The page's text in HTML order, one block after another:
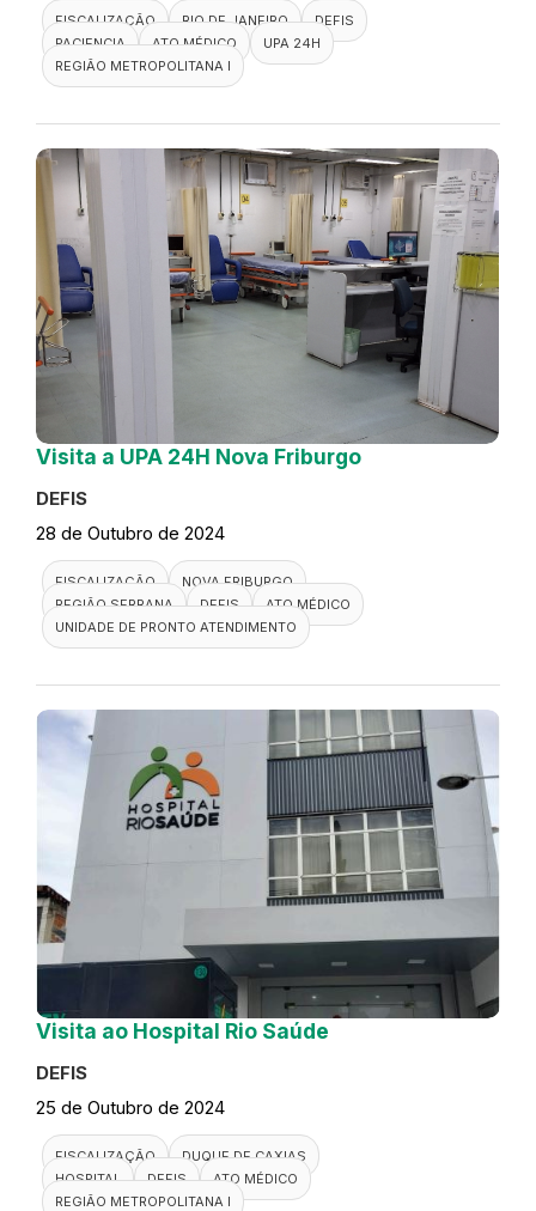
FISCALIZAÇÃO RIO DE JANEIRO
DEFIS
PACIENCIA
ATO MÉDICO
UPA 24H
REGIÃO METROPOLITANA I
Visita a UPA 24H Nova Friburgo
DEFIS
28 de Outubro de 2024
FISCALIZAÇÃO
NOVA FRIBURGO
REGIÃO SERRANA
DEFIS
ATO MÉDICO
UNIDADE DE PRONTO ATENDIMENTO
Visita ao Hospital Rio Saúde
DEFIS
25 de Outubro de 2024
FISCALIZAÇÃO
DUQUE DE CAXIAS
HOSPITAL
DEFIS
ATO MÉDICO
REGIÃO METROPOLITANA I